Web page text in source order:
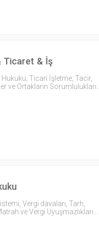
Ticaret & İş
Ticari İşletme, Tacir,
ve Ortakların
Vergi davaları, Tarh,
ve Vergi Uyuşmazlıkları…